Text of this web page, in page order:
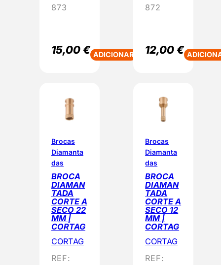
873
15,00€ ADICIONAR
872
12,00€
Brocas
Diamanta
das
BROCA
DIAMAN
TADA
CORTE A
SECO 22
MM |
CORTAG
CORTAG
REF:
Brocas
Diamanta
das
BROCA
DIAMAN
TADA
CORTE A
SECO 12
MM |
CORTAG
CORTAG
REF: